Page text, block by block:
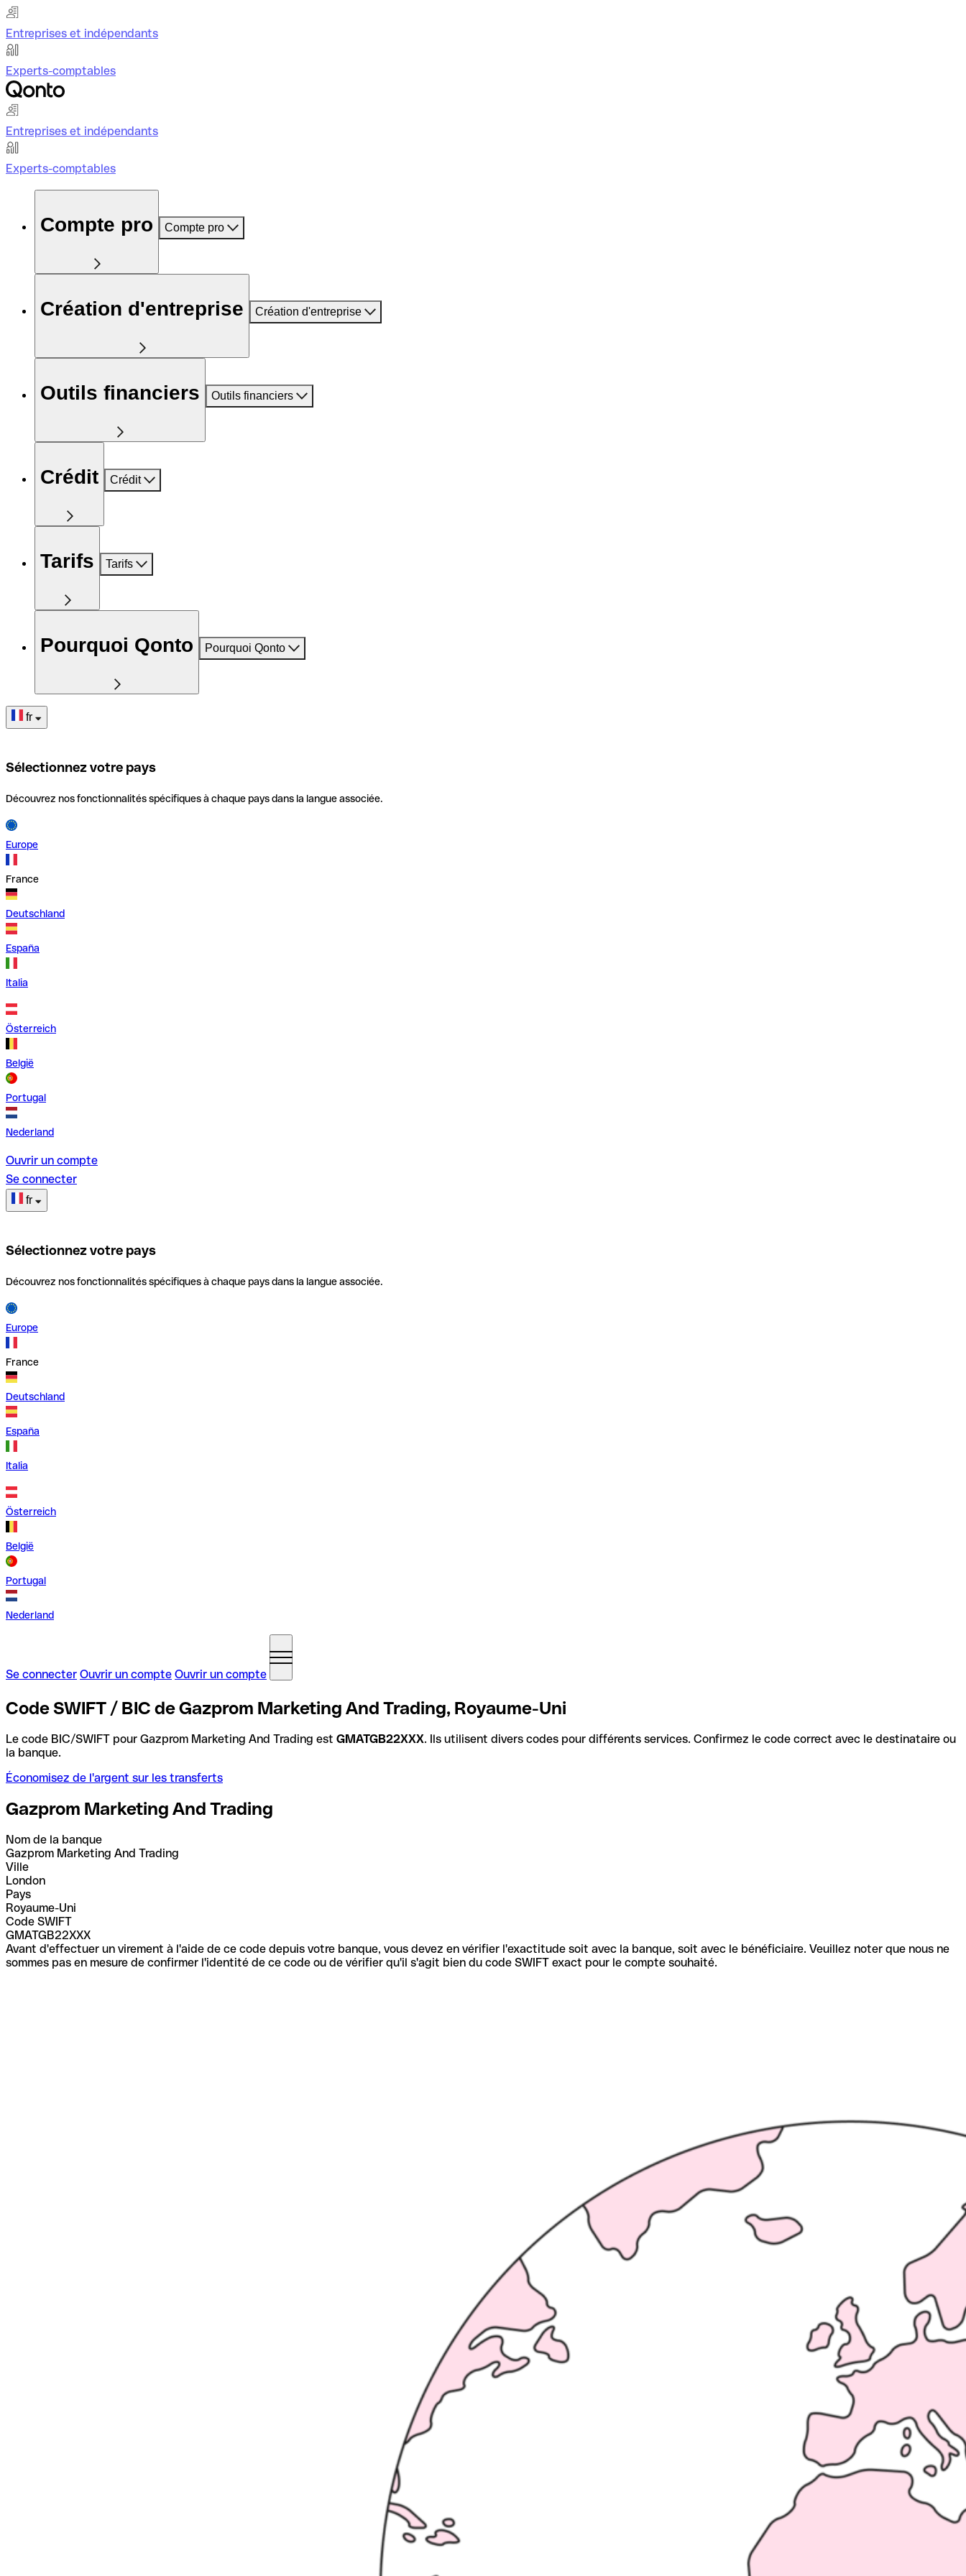
Entreprises et indépendants
Experts-comptables
Entreprises et indépendants
Experts-comptables
Compte pro Compte pro
Création d'entreprise Création d'entreprise
Outils financiers Outils financiers
Crédit Crédit
Tarifs Tarifs
Pourquoi Qonto Pourquoi Qonto
fr
Sélectionnez votre pays
Découvrez nos fonctionnalités spécifiques à chaque pays dans la langue associée.
Europe
France
Deutschland
España
Italia
Österreich
België
Portugal
Nederland
Ouvrir un compte
Se connecter
fr
Sélectionnez votre pays
Découvrez nos fonctionnalités spécifiques à chaque pays dans la langue associée.
Europe
France
Deutschland
España
Italia
Österreich
België
Portugal
Nederland
Se connecter Ouvrir un compte Ouvrir un compte
Code SWIFT / BIC de Gazprom Marketing And Trading, Royaume-Uni
Le code BIC/SWIFT pour Gazprom Marketing And Trading est GMATGB22XXX. Ils utilisent divers codes pour différents services. Confirmez le code correct avec le destinataire ou
la banque.
Économisez de l'argent sur les transferts
Gazprom Marketing And Trading
Nom de la banque
Gazprom Marketing And Trading
Ville
London
Pays
Royaume-Uni
Code SWIFT
GMATGB22XXX
Avant d'effectuer un virement à l'aide de ce code depuis votre banque, vous devez en vérifier l'exactitude soit avec la banque, soit avec le bénéficiaire. Veuillez noter que nous ne
sommes pas en mesure de confirmer l'identité de ce code ou de vérifier qu'il s'agit bien du code SWIFT exact pour le compte souhaité.